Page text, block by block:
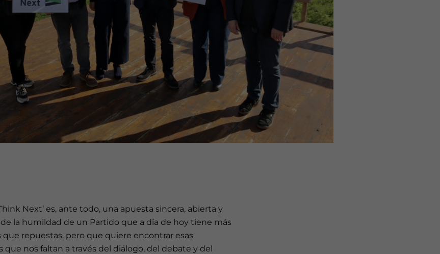
Next’ es, ante todo, una apuesta sincera, abierta y
la humildad de un Partido que a día de hoy tiene más
repuestas, pero que quiere encontrar esas
que nos faltan a través del diálogo, del debate y del